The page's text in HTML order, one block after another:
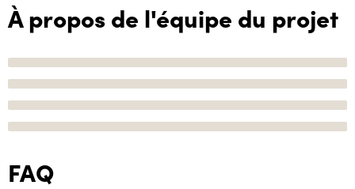
À propos de l'équipe du projet
FAQ